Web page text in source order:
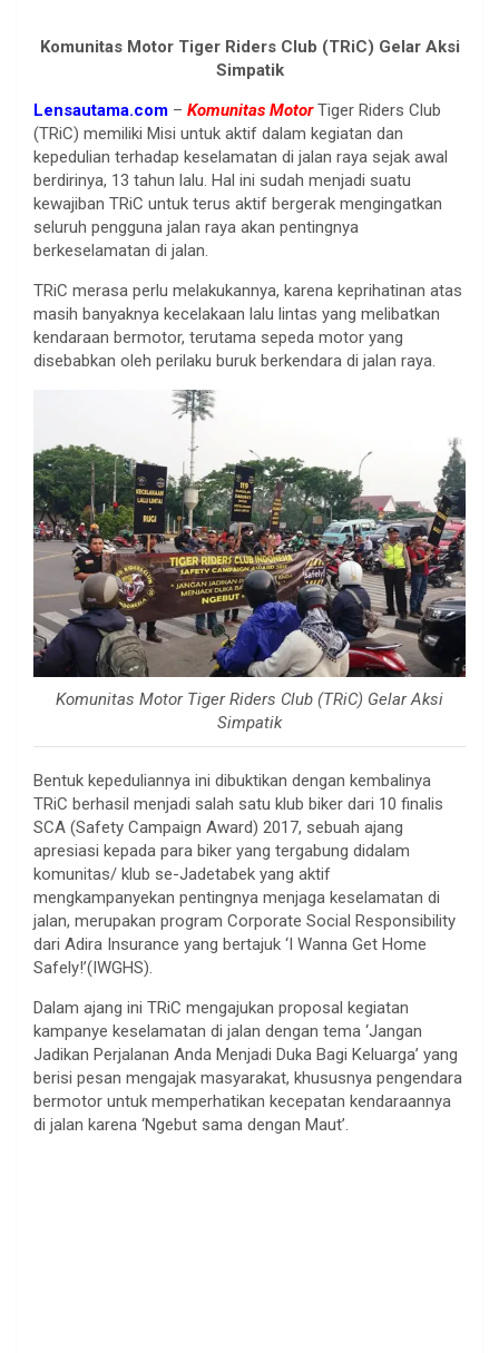
Komunitas Motor Tiger Riders Club (TRiC) Gelar Aksi
Simpatik
Lensautama.com – Komunitas MotorTiger Riders Club
(TRiC) memiliki Misi untuk aktif dalam kegiatan dan
kepedulian terhadap keselamatan di jalan raya sejak awal
berdirinya, 13 tahun lalu. Hal ini sudah menjadi suatu
kewajiban TRiC untuk terus aktif bergerak mengingatkan
seluruh pengguna jalan raya akan pentingnya
berkeselamatan di jalan.
TRiC merasa perlu melakukannya, karena keprihatinan atas
masih banyaknya kecelakaan lalu lintas yang melibatkan
kendaraan bermotor, terutama sepeda motor yang
disebabkan oleh perilaku buruk berkendara di jalan raya.
Komunitas Motor Tiger Riders Club (TRiC) Gelar Aksi
Simpatik
Bentuk kepeduliannya ini dibuktikan dengan kembalinya
TRiC berhasil menjadi salah satu klub biker dari 10 finalis
SCA (Safety Campaign Award) 2017, sebuah ajang
apresiasi kepada para biker yang tergabung didalam
komunitas/ klub se-Jadetabek yang aktif
mengkampanyekan pentingnya menjaga keselamatan di
jalan, merupakan program Corporate Social Responsibility
dari Adira Insurance yang bertajuk ‘I Wanna Get Home
Safely!’(IWGHS).
Dalam ajang ini TRiC mengajukan proposal kegiatan
kampanye keselamatan di jalan dengan tema ‘Jangan
Jadikan Perjalanan Anda Menjadi Duka Bagi Keluarga’ yang
berisi pesan mengajak masyarakat, khususnya pengendara
bermotor untuk memperhatikan kecepatan kendaraannya
di jalan karena ‘Ngebut sama dengan Maut’.